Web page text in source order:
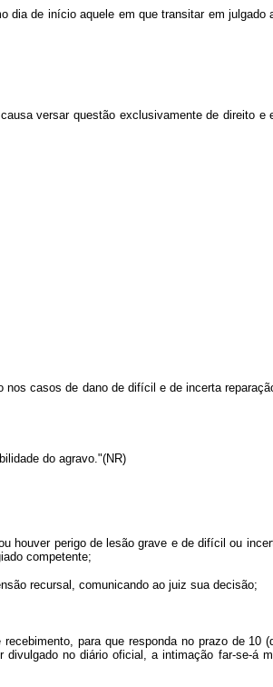
dia de início aquele em que transitar em julgado
versar questão exclusivamente de direito e
casos de dano de difícil e de incerta
do agravo."(NR)
houver perigo de lesão grave e de difícil ou
competente;
recursal, comunicando ao juiz sua decisão;
para que responda no prazo de 10
no diário oficial, a intimação far-se-á